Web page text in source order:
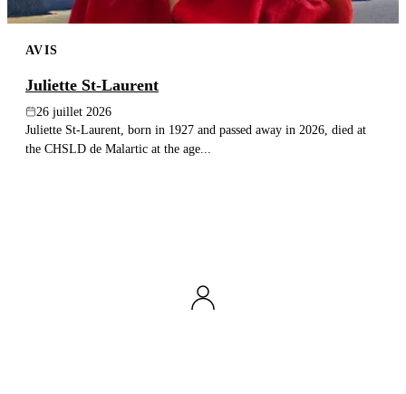
AVIS
Juliette St-Laurent
26 juillet 2026
Juliette St-Laurent, born in 1927 and passed away in 2026, died at
the CHSLD de Malartic at the age...